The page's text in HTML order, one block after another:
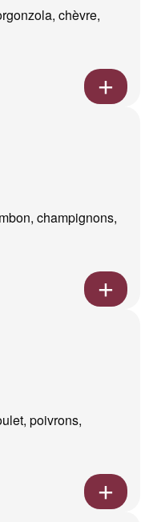
chèvre,
champignons,
poivrons,